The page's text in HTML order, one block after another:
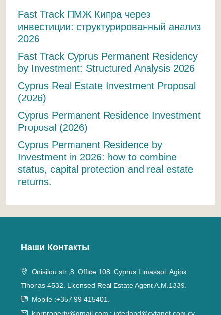
Fast Track ПМЖ Кипра через
инвестиции: структурированный анализ
2026
Fast Track Cyprus Permanent Residency
by Investment: Structured Analysis 2026
Cyprus Real Estate Investment Proposal
(2026)
Cyprus Permanent Residence Investment
Proposal (2026)
Cyprus Permanent Residence by
Investment in 2026: how to combine
status, capital protection and real estate
returns.
Наши Контакты
Onisilou str.,8. Office 108. Cyprus.Limassol. Agios
Tihonas 4532. Licensed Real Estate Agent A.M.1339.
Mobile :+357 99 415401.
kiprproperty@gmail.com ; interland@cytanet.com.cy